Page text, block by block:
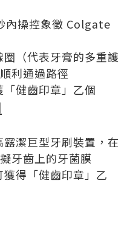
內操控象徵 Colgate
（代表牙膏的多重護
利通過路徑
健齒印章」乙個
潔巨型牙刷裝置，在
牙齒上的牙菌膜
得「健齒印章」乙